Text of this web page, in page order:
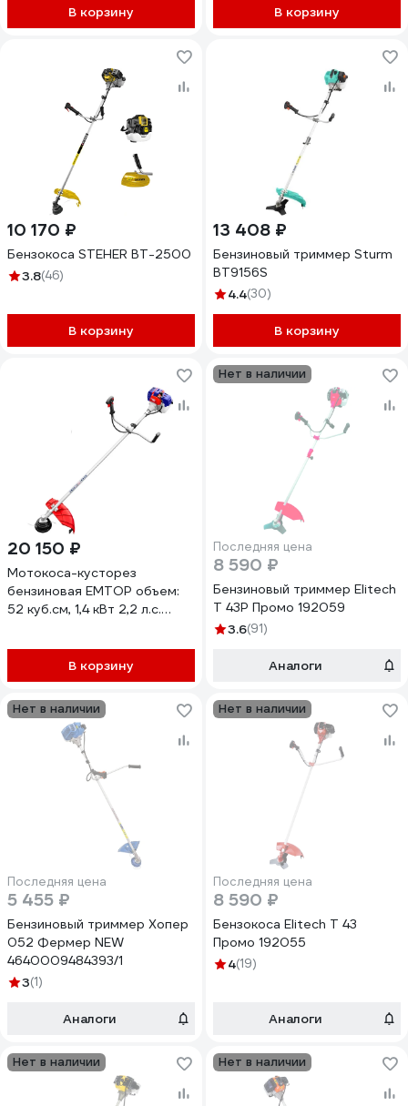
В корзину В корзину
10 170 ₽
Бензокоса STEHER BT-2500
3.8(46)
В корзину
13 408 ₽
Бензиновый триммер Sturm
BT9156S
4.4(30)
В корзину
20 150 ₽
Мотокоса-кусторез
бензиновая EMTOP объем:
52 куб.см, 1,4 кВт 2,2 л.с.
длина реза: 420 EGTC5212
В корзину
Нет в наличии
Последняя цена
8 590 ₽
Бензиновый триммер Elitech
Т 43Р Промо 192059
3.6(91)
Аналоги
Нет в наличии
Последняя цена
5 455 ₽
Бензиновый триммер Хопер
052 Фермер NEW
4640009484393/1
3(1)
Аналоги
Нет в наличии
Последняя цена
8 590 ₽
Бензокоса Elitech Т 43
Промо 192055
4(19)
Аналоги
Нет в наличии Нет в наличии